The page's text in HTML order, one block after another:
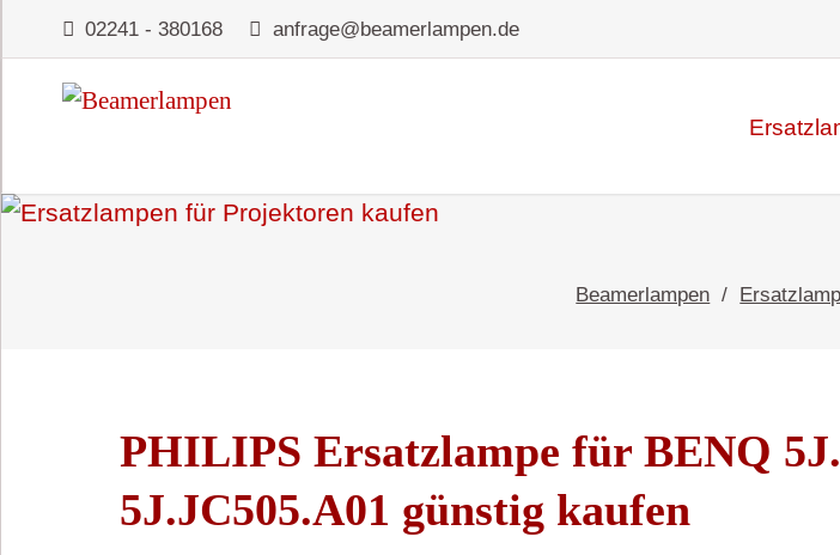
02241 - 380168 anfrage@beamerlampen.de
Beamerlampen
PHILIPS Ersatzlampe für BENQ
5J.JC505.A01 günstig kaufen